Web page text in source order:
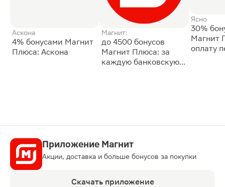
Аскона
4% бонусами Магнит
Плюса: Аскона
Магнит:
до 4500 бонусов
Магнит Плюса: за
каждую банковскую
Ясно
30%
Магнит
оплату
Приложение Магнит
Акции, доставка и больше бонусов за покупки
Скачать приложение